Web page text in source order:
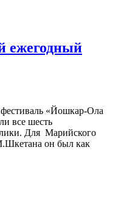
ежегодный
«Йошкар-Ола
все шесть
Для Марийского
он был как